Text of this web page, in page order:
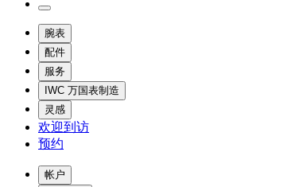
腕表
配件
服务
IWC 万国表制造
灵感
欢迎到访
预约
帐户